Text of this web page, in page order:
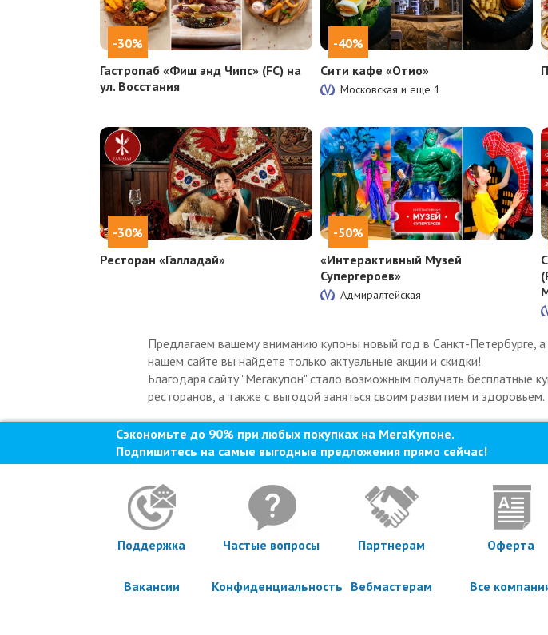
-30%
Гастропаб «Фиш энд Чипс» (FC) на
ул. Восстания
-40%
Сити кафе «Отио»
Московская и еще 1
-30%
Ресторан «Галладай»
-50%
«Интерактивный Музей
Супергероев»
Адмиралтейская
Предлагаем вашему вниманию купоны новый год в Санкт-Петербурге,
нашем сайте вы найдете только актуальные акции и скидки!
Благодаря сайту "Мегакупон" стало возможным получать бесплатные
ресторанов, а также с выгодой заняться своим развитием и
Сэкономьте до 90% при любых покупках на МегаКупоне.
Подпишитесь на самые выгодные предложения прямо сейчас!
Поддержка Частые вопросы Партнерам Оферта
Вакансии Конфиденциальность Вебмастерам Все